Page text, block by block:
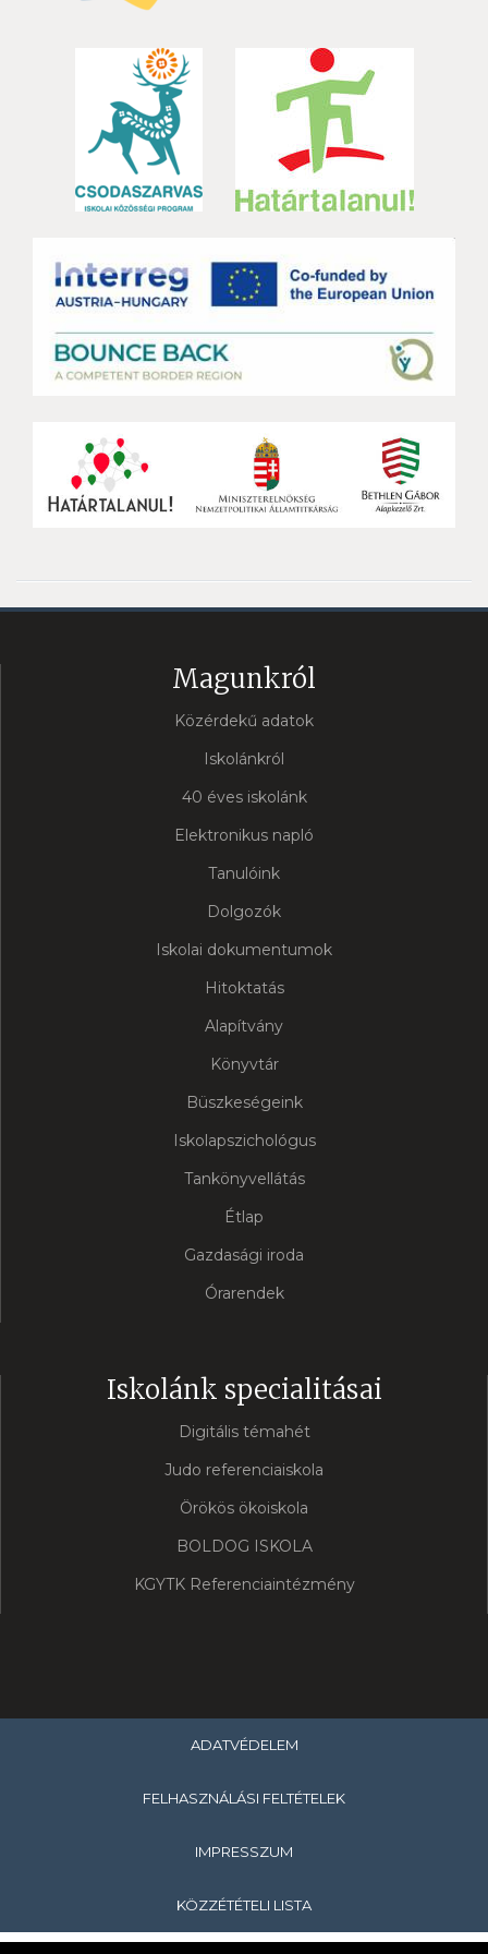
Magunkról
Közérdekű adatok
Iskolánkról
40 éves iskolánk
Elektronikus napló
Tanulóink
Dolgozók
Iskolai dokumentumok
Hitoktatás
Alapítvány
Könyvtár
Büszkeségeink
Iskolapszichológus
Tankönyvellátás
Étlap
Gazdasági iroda
Órarendek
Iskolánk specialitásai
Digitális témahét
Judo referenciaiskola
Örökös ökoiskola
BOLDOG ISKOLA
KGYTK Referenciaintézmény
ADATVÉDELEM
FELHASZNÁLÁSI FELTÉTELEK
IMPRESSZUM
KÖZZÉTÉTELI LISTA